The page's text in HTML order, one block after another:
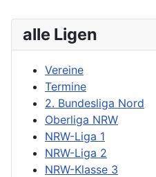
alle Ligen
Vereine
Termine
2. Bundesliga Nord
Oberliga NRW
NRW-Liga 1
NRW-Liga 2
NRW-Klasse 3